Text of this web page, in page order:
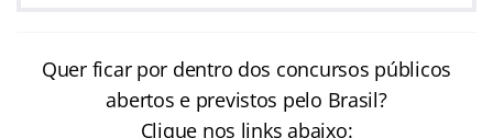
Quer ficar por dentro dos concursos públicos
abertos e previstos pelo Brasil?
Clique nos links abaixo: